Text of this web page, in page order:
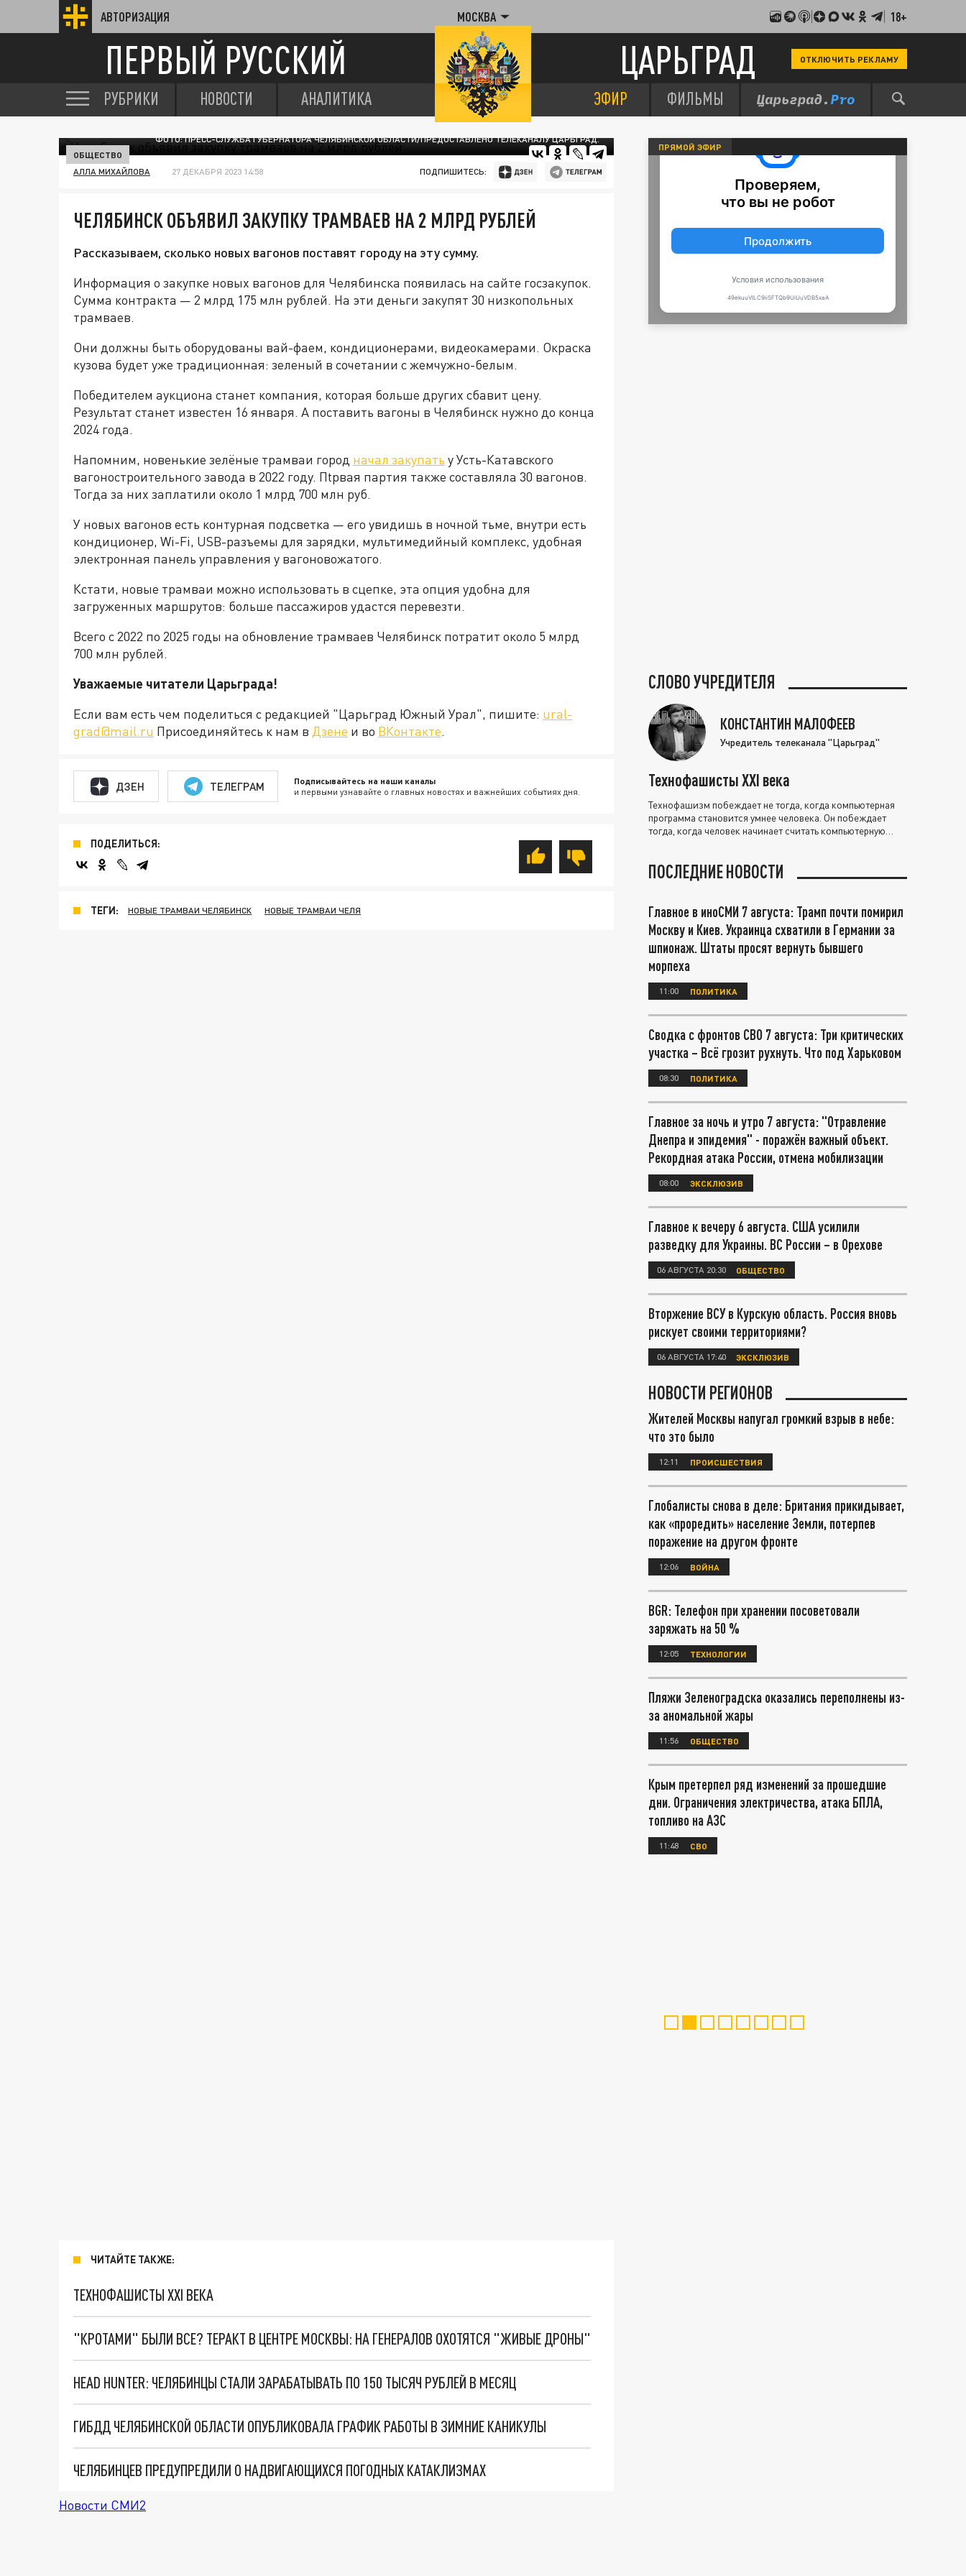
АВТОРИЗАЦИЯ МОСКВА 18+
ПЕРВЫЙ РУССКИЙ ЦАРЬГРАД ОТКЛЮЧИТЬ РЕКЛАМУ
РУБРИКИ НОВОСТИ АНАЛИТИКА ЭФИР ФИЛЬМЫ
ФОТО: ПРЕСС-СЛУЖБА ГУБЕРНАТОРА ЧЕЛЯБИНСКОЙ ОБЛАСТИ/ПРЕДОСТАВЛЕНО ТЕЛЕКАНАЛУ ЦАРЬГРАД.
ОБЩЕСТВО
АЛЛА МИХАЙЛОВА 27 ДЕКАБРЯ 2023 14:58 ПОДПИШИТЕСЬ:
ЧЕЛЯБИНСК ОБЪЯВИЛ ЗАКУПКУ ТРАМВАЕВ НА 2 МЛРД РУБЛЕЙ
Рассказываем, сколько новых вагонов поставят городу на эту сумму.
Информация о закупке новых вагонов для Челябинска появилась на сайте госзакупок.
Сумма контракта — 2 млрд 175 млн рублей. На эти деньги закупят 30 низкопольных
трамваев.
Они должны быть оборудованы вай-фаем, кондиционерами, видеокамерами. Окраска
кузова будет уже традиционная: зеленый в сочетании с жемчужно-белым.
Победителем аукциона станет компания, которая больше других сбавит цену.
Результат станет известен 16 января. А поставить вагоны в Челябинск нужно до конца
2024 года.
Напомним, новенькие зелёные трамваи город начал закупать у Усть-Катавского
вагоностроительного завода в 2022 году. Пtрвая партия также составляла 30 вагонов.
Тогда за них заплатили около 1 млрд 700 млн руб.
У новых вагонов есть контурная подсветка — его увидишь в ночной тьме, внутри есть
кондиционер, Wi-Fi, USB-разъемы для зарядки, мультимедийный комплекс, удобная
электронная панель управления у вагоновожатого.
Кстати, новые трамваи можно использовать в сцепке, эта опция удобна для
загруженных маршрутов: больше пассажиров удастся перевезти.
Всего с 2022 по 2025 годы на обновление трамваев Челябинск потратит около 5 млрд
700 млн рублей.
Уважаемые читатели Царьграда!
Если вам есть чем поделиться с редакцией "Царьград Южный Урал", пишите: ural-
grad@mail.ru Присоединяйтесь к нам в Дзене и во ВКонтакте.
ДЗЕН ТЕЛЕГРАМ Подписывайтесь на наши каналы
и первыми узнавайте о главных новостях и важнейших событиях дня.
ПОДЕЛИТЬСЯ:
ТЕГИ: НОВЫЕ ТРАМВАИ ЧЕЛЯБИНСК НОВЫЕ ТРАМВАИ ЧЕЛЯ
ЧИТАЙТЕ ТАКЖЕ:
ТЕХНОФАШИСТЫ XXI ВЕКА
"КРОТАМИ" БЫЛИ ВСЕ? ТЕРАКТ В ЦЕНТРЕ МОСКВЫ: НА ГЕНЕРАЛОВ ОХОТЯТСЯ "ЖИВЫЕ ДРОНЫ"
HEAD HUNTER: ЧЕЛЯБИНЦЫ СТАЛИ ЗАРАБАТЫВАТЬ ПО 150 ТЫСЯЧ РУБЛЕЙ В МЕСЯЦ
ГИБДД ЧЕЛЯБИНСКОЙ ОБЛАСТИ ОПУБЛИКОВАЛА ГРАФИК РАБОТЫ В ЗИМНИЕ КАНИКУЛЫ
ЧЕЛЯБИНЦЕВ ПРЕДУПРЕДИЛИ О НАДВИГАЮЩИХСЯ ПОГОДНЫХ КАТАКЛИЗМАХ
Новости СМИ2
ПРЯМОЙ ЭФИР
СЛОВО УЧРЕДИТЕЛЯ
КОНСТАНТИН МАЛОФЕЕВ
Учредитель телеканала "Царьград"
Технофашисты XXI века
Технофашизм побеждает не тогда, когда компьютерная
программа становится умнее человека. Он побеждает
тогда, когда человек начинает считать компьютерную
ПОСЛЕДНИЕ НОВОСТИ
Главное в иноСМИ 7 августа: Трамп почти помирил
Москву и Киев. Украинца схватили в Германии за
шпионаж. Штаты просят вернуть бывшего
морпеха
11:00 ПОЛИТИКА
Сводка с фронтов СВО 7 августа: Три критических
участка – Всё грозит рухнуть. Что под Харьковом
08:30 ПОЛИТИКА
Главное за ночь и утро 7 августа: "Отравление
Днепра и эпидемия" - поражён важный объект.
Рекордная атака России, отмена мобилизации
08:00 ЭКСКЛЮЗИВ
Главное к вечеру 6 августа. США усилили
разведку для Украины. ВС России – в Орехове
06 АВГУСТА 20:30 ОБЩЕСТВО
Вторжение ВСУ в Курскую область. Россия вновь
рискует своими территориями?
06 АВГУСТА 17:40 ЭКСКЛЮЗИВ
НОВОСТИ РЕГИОНОВ
Жителей Москвы напугал громкий взрыв в небе:
что это было
12:11 ПРОИСШЕСТВИЯ
Глобалисты снова в деле: Британия прикидывает,
как «проредить» население Земли, потерпев
поражение на другом фронте
12:06 ВОЙНА
BGR: Телефон при хранении посоветовали
заряжать на 50 %
12:05 ТЕХНОЛОГИИ
Пляжи Зеленоградска оказались переполнены из-
за аномальной жары
11:56 ОБЩЕСТВО
Крым претерпел ряд изменений за прошедшие
дни. Ограничения электричества, атака БПЛА,
топливо на АЗС
11:48 СВО